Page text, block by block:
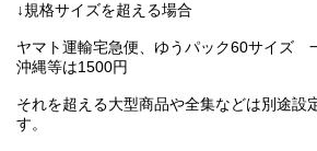
↓規格サイズを超える場合
ヤマト運輸宅急便、ゆうパック60サイズ
沖縄等は1500円
それを超える大型商品や全集などは別途設
す。